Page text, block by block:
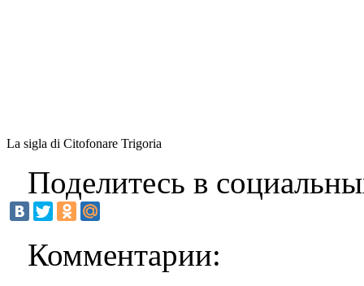
La sigla di Citofonare Trigoria
Поделитесь в
Комментарии: